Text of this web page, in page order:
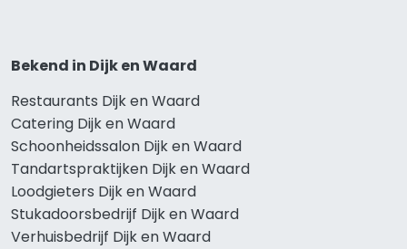
Bekend in Dijk en Waard
Restaurants Dijk en Waard
Catering Dijk en Waard
Schoonheidssalon Dijk en Waard
Tandartspraktijken Dijk en Waard
Loodgieters Dijk en Waard
Stukadoorsbedrijf Dijk en Waard
Verhuisbedrijf Dijk en Waard